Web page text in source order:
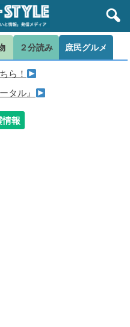
２分読み 庶民グルメ
ら！
タル』
報